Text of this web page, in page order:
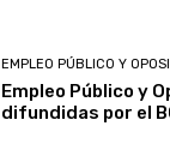
EMPLEO PÚBLICO Y
Empleo Público y
difundidas por el